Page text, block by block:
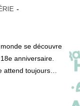
se découvre
anniversaire.
attend toujours…